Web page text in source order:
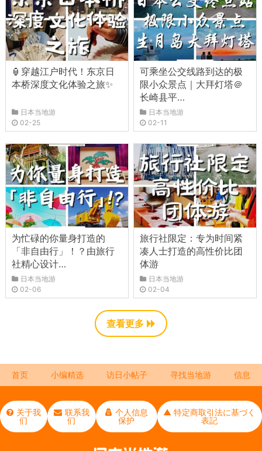
🏮穿越江户时代！东京日
本桥深度文化体验之旅✨
日本当地游
02-25
可乘坐公交线路到达的极
限小众景点｜大拜灯塔＠
长崎县平…
日本当地游
02-11
为忙碌的你量身打造的
「非自由行」！？由旅行
社精心设计…
日本当地游
02-06
旅行社限定：专为时间紧
凑人士打造的高性价比团
体游
日本当地游
02-04
查看更多
首页 小编精选 访日小帖子 寻找当地游 信息
关于我
们
联系我
们
个人信息
保护
▲ 特定商取引法に基づく
表記